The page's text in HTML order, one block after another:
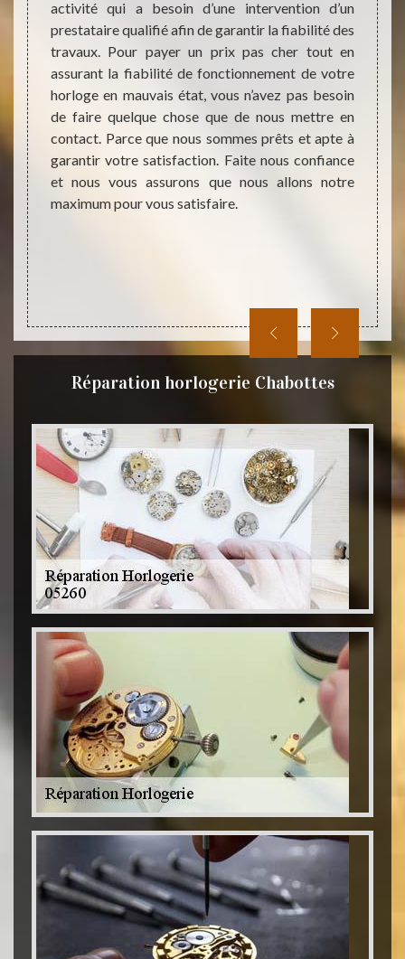
une
une
en
la
qu’il
à un
La
est
activité qui a besoin d’une intervention d’un
prestataire qualifié afin de garantir la fiabilité des
travaux. Pour payer un prix pas cher tout en
assurant la fiabilité de fonctionnement de votre
horloge en mauvais état, vous n’avez pas besoin
de faire quelque chose que de nous mettre en
contact. Parce que nous sommes prêts et apte à
garantir votre satisfaction. Faite nous confiance
et nous vous assurons que nous allons notre
maximum pour vous satisfaire.
à la
pas
Réparation horlogerie Chabottes